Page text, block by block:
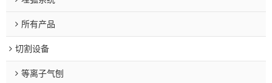
所有产品
切割设备
等离子气刨